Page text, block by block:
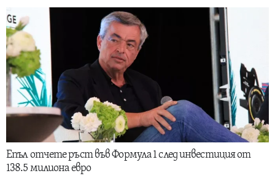
Епъл отчете ръст във Формула 1 след инвестиция от
138.5 милиона евро